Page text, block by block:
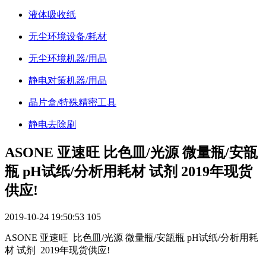
液体吸收纸
无尘环境设备/耗材
无尘环境机器/用品
静电对策机器/用品
晶片盒/特殊精密工具
静电去除刷
ASONE 亚速旺 比色皿/光源 微量瓶/安瓿
瓶 pH试纸/分析用耗材 试剂 2019年现货
供应!
2019-10-24 19:50:53 105
ASONE 亚速旺 比色皿/光源 微量瓶/安瓿瓶 pH试纸/分析用耗
材 试剂 2019年现货供应!